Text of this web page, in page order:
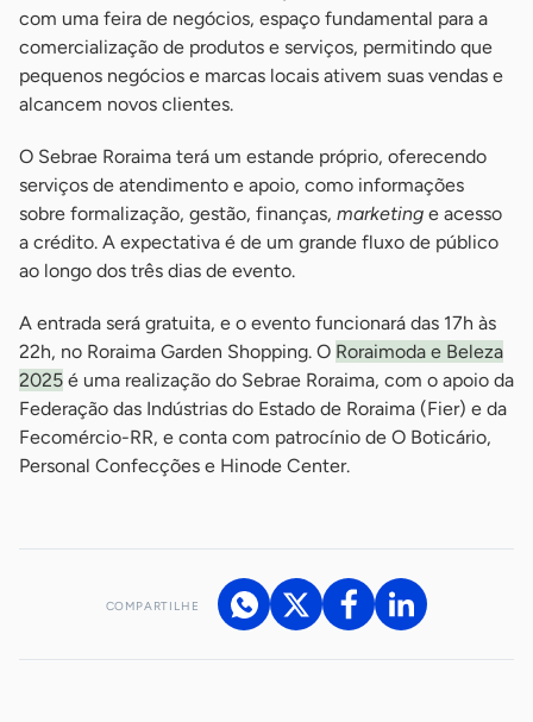
com uma feira de negócios, espaço fundamental para a
comercialização de produtos e serviços, permitindo que
pequenos negócios e marcas locais ativem suas vendas e
alcancem novos clientes.
O Sebrae Roraima terá um estande próprio, oferecendo
serviços de atendimento e apoio, como informações
sobre formalização, gestão, finanças, marketing e acesso
a crédito. A expectativa é de um grande fluxo de público
ao longo dos três dias de evento.
A entrada será gratuita, e o evento funcionará das 17h às
22h, no Roraima Garden Shopping. O Roraimoda e Beleza
2025 é uma realização do Sebrae Roraima, com o apoio da
Federação das Indústrias do Estado de Roraima (Fier) e da
Fecomércio-RR, e conta com patrocínio de O Boticário,
Personal Confecções e Hinode Center.
COMPARTILHE